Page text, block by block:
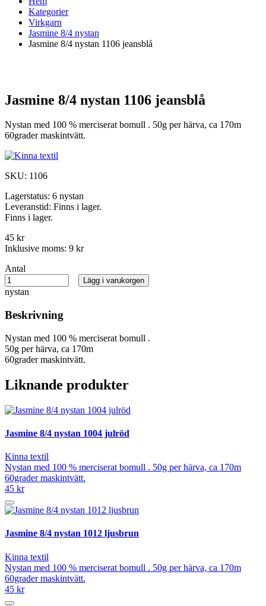
Kategorier
Virkgarn
Jasmine 8/4 nystan
Jasmine 8/4 nystan 1106 jeansblå
Jasmine 8/4 nystan 1106 jeansblå
Nystan med 100 % merciserat bomull . 50g per härva, ca 170m
60grader maskintvätt.
SKU: 1106
Lagerstatus: 6 nystan
Leveranstid: Finns i lager.
Finns i lager.
45 kr
Inklusive moms: 9 kr
Antal
nystan
Lägg i varukorgen
Beskrivning
Nystan med 100 % merciserat bomull .
50g per härva, ca 170m
60grader maskintvätt.
Liknande produkter
Jasmine 8/4 nystan 1004 julröd
Kinna textil
Nystan med 100 % merciserat bomull . 50g per härva, ca 170m
60grader maskintvätt.
45 kr
Jasmine 8/4 nystan 1012 ljusbrun
Kinna textil
Nystan med 100 % merciserat bomull . 50g per härva, ca 170m
60grader maskintvätt.
45 kr